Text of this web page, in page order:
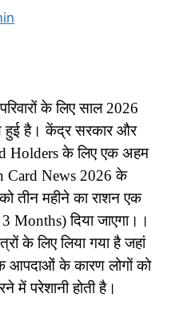
के लिए साल 2026
हुई है। केंद्र सरकार और
Holders के लिए एक अहम
Card News 2026 के
तीन महीने का राशन एक
Months) दिया जाएगा।।
के लिए लिया गया है जहां
आपदाओं के कारण लोगों को
में परेशानी होती है।